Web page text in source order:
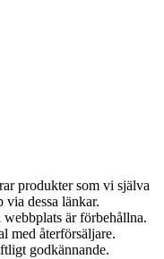
produkter som vi själva
dessa länkar.
är förbehållna.
med återförsäljare.
godkännande.